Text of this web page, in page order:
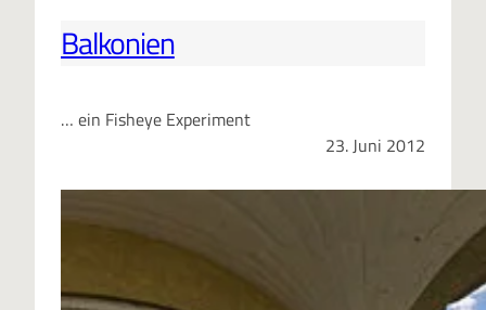
Balkonien
… ein Fisheye Experiment
23. Juni 2012